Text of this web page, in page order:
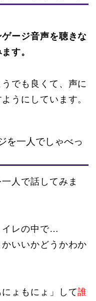
ージ音声を聴きな
す。
でも良くて、声に
うにしています。
を一人でしゃべっ
人で話してみま
イレの中で…
いいかどうかわか
ょもにょ」して誰